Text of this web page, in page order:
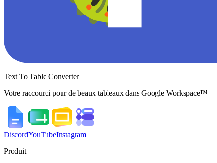
Text To Table Converter
Votre raccourci pour de beaux tableaux dans Google Workspace™
DiscordYouTubeInstagram
Produit